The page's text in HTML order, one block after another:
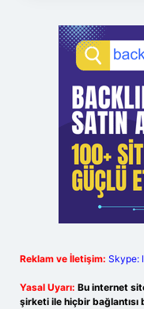
Reklam ve İletişim: Skype:
Yasal Uyarı: Bu internet
şirketi ile hiçbir bağlantısı